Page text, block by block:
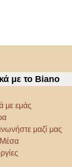
με το Biano
με εμάς
μαζί μας
Μέσα